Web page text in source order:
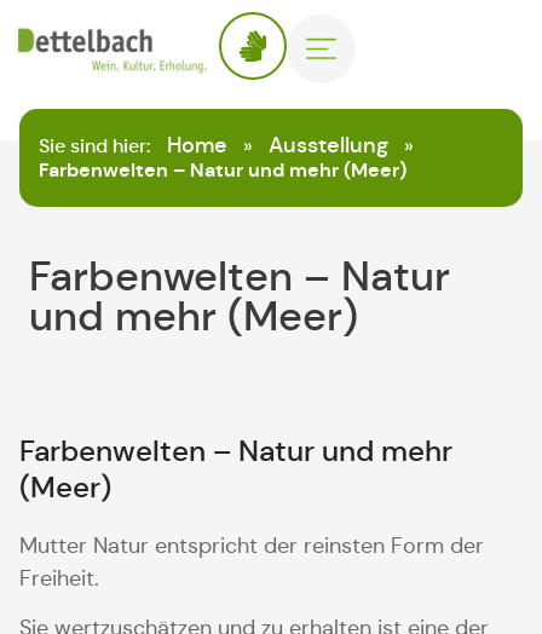
Sie sind hier: Home » Ausstellung
»
Farbenwelten – Natur und mehr (Meer)
Farbenwelten – Natur
und mehr (Meer)
Farbenwelten – Natur und mehr
(Meer)
Mutter Natur entspricht der reinsten Form der
Freiheit.
Sie wertzuschätzen und zu erhalten ist eine der